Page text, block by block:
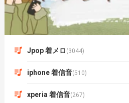
Jpop 着メロ (3044)
iphone 着信音(510)
xperia 着信音(267)